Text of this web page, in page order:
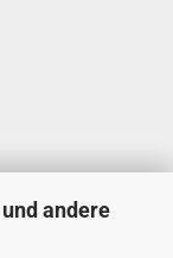
andere